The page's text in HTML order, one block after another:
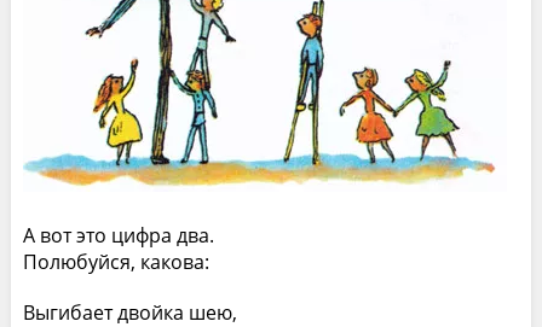
А вот это цифра два.
Полюбуйся, какова:
Выгибает двойка шею,